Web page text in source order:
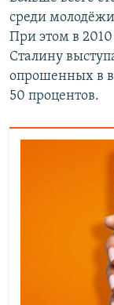
среди
При этом в
Сталину
опрошенных в
50 процентов.